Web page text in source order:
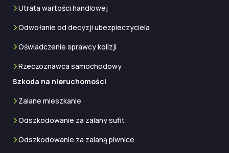
Utrata wartości handlowej
Odwołanie od decyzji ubezpieczyciela
Oświadczenie sprawcy kolizji
Rzeczoznawca samochodowy
Szkoda na nieruchomości
Zalane mieszkanie
Odszkodowanie za zalany sufit
Odszkodowanie za zalaną piwnice